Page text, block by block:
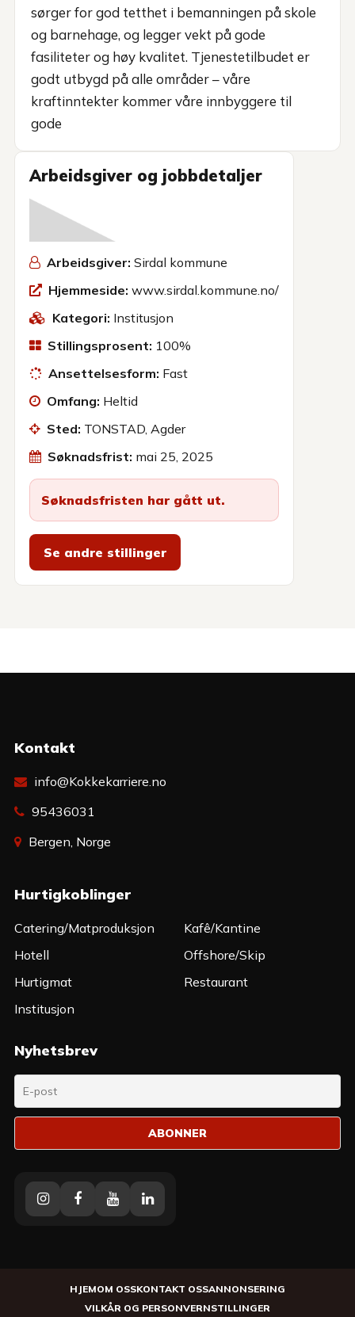
sørger for god tetthet i bemanningen på skole
og barnehage, og legger vekt på gode
fasiliteter og høy kvalitet. Tjenestetilbudet er
godt utbygd på alle områder – våre
kraftinntekter kommer våre innbyggere til
gode
Arbeidsgiver og jobbdetaljer
Arbeidsgiver: Sirdal kommune
Hjemmeside: www.sirdal.kommune.no/
Kategori: Institusjon
Stillingsprosent: 100%
Ansettelsesform: Fast
Omfang: Heltid
Sted: TONSTAD, Agder
Søknadsfrist: mai 25, 2025
Søknadsfristen har gått ut.
Se andre stillinger
Kontakt
info@Kokkekarriere.no
95436031
Bergen, Norge
Hurtigkoblinger
Catering/Matproduksjon
Hotell
Hurtigmat
Institusjon
Kafê/Kantine
Offshore/Skip
Restaurant
Nyhetsbrev
InstagramFacebookYoutubeLinkedin
HJEMOM OSSKONTAKT OSSANNONSERING
VILKÅR OG PERSONVERNSTILLINGER